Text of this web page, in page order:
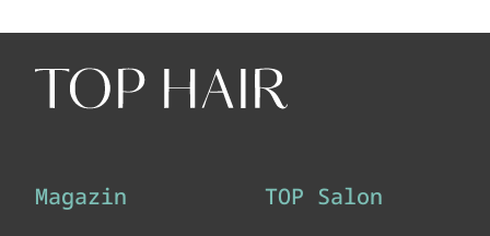
Magazin TOP Salon